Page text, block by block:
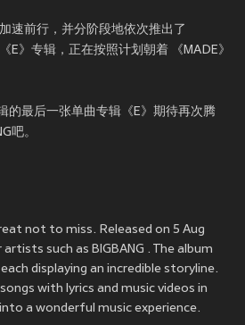
速前行，并分阶段地依次推出了
E》专辑，正在按照计划朝着 《MADE》
的最后一张单曲专辑《E》期待再次腾
吧。
not to miss. Released on 5 Aug
such as BIGBANG . The album
displaying an incredible storyline.
with lyrics and music videos in
a wonderful music experience.